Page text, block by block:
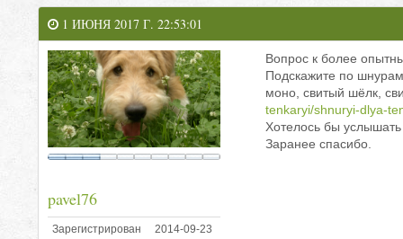
1 ИЮНЯ 2017 Г. 22:53:01
pavel76
Зарегистрирован
2014-09-23
Вопрос к более
Подскажите по
моно, свитый шёлк,
tenkaryi/shnuryi-dlya-
Хотелось бы
Заранее спасибо.